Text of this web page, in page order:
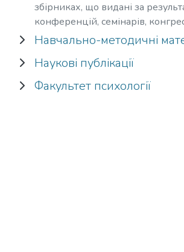
збірниках, що видані за
конференцій, семінарів,
столів тощо.
Expand Навчально-методичні
Навчально-методичні
Expand Наукові публікації
Наукові публікації
Expand Факультет психології
Факультет психології